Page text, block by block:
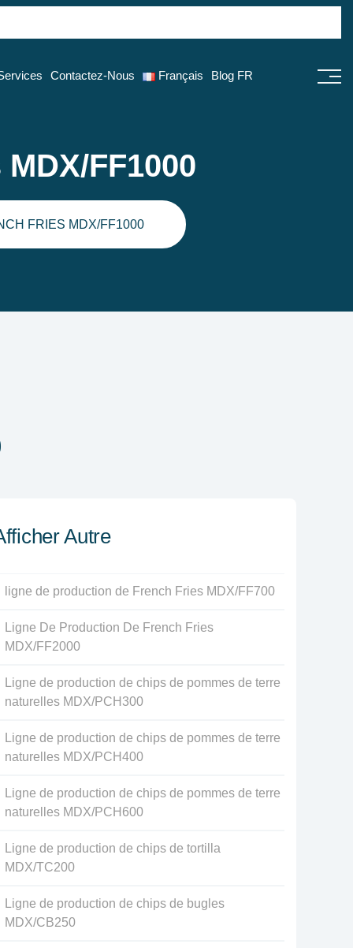
Contactez-Nous Français Blog FR
FF1000
FRIES MDX/FF1000
Autre
ligne de production de French Fries MDX/FF700
Ligne De Production De French Fries
MDX/FF2000
Ligne de production de chips de pommes de terre
naturelles MDX/PCH300
Ligne de production de chips de pommes de terre
naturelles MDX/PCH400
Ligne de production de chips de pommes de terre
naturelles MDX/PCH600
Ligne de production de chips de tortilla
MDX/TC200
Ligne de production de chips de bugles
MDX/CB250